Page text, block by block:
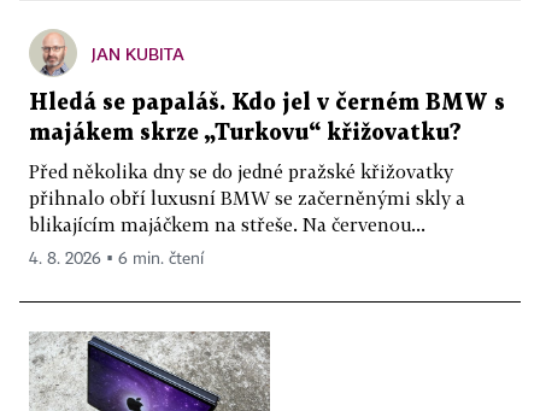
JAN KUBITA
Hledá se papaláš. Kdo jel v černém BMW s
majákem skrze „Turkovu“ křižovatku?
Před několika dny se do jedné pražské křižovatky
přihnalo obří luxusní BMW se začerněnými skly a
blikajícím majáčkem na střeše. Na červenou...
4. 8. 2026 ▪ 6 min. čtení